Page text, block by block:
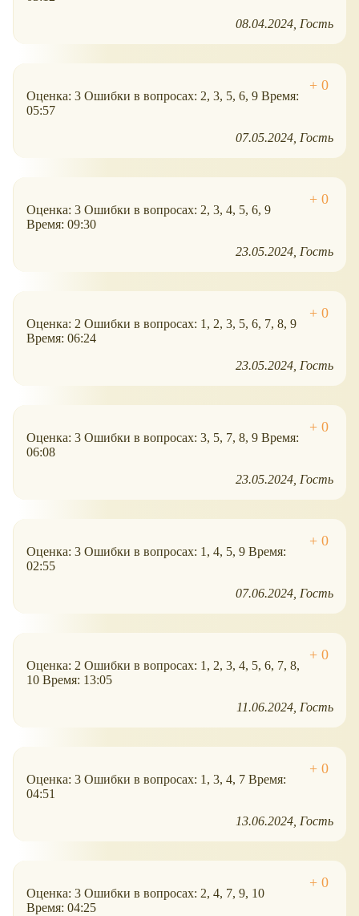
08.04.2024 Гость
Оценка: 3 Ошибки в вопросах: 2, 3, 5, 6, 9 Время:
05:57
07.05.2024 Гость
Оценка: 3 Ошибки в вопросах: 2, 3, 4, 5, 6, 9
Время: 09:30
23.05.2024 Гость
Оценка: 2 Ошибки в вопросах: 1, 2, 3, 5, 6, 7, 8, 9
Время: 06:24
23.05.2024 Гость
Оценка: 3 Ошибки в вопросах: 3, 5, 7, 8, 9 Время:
06:08
23.05.2024 Гость
Оценка: 3 Ошибки в вопросах: 1, 4, 5, 9 Время:
02:55
07.06.2024 Гость
Оценка: 2 Ошибки в вопросах: 1, 2, 3, 4, 5, 6, 7, 8,
10 Время: 13:05
11.06.2024 Гость
Оценка: 3 Ошибки в вопросах: 1, 3, 4, 7 Время:
04:51
13.06.2024 Гость
Оценка: 3 Ошибки в вопросах: 2, 4, 7, 9, 10
Время: 04:25